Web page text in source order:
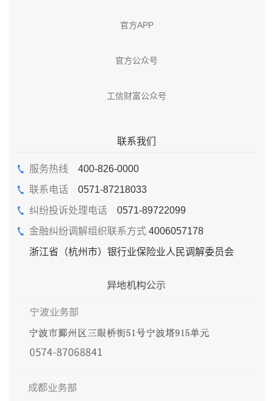
官方APP
官方公众号
工信财富公众号
联系我们
服务热线 400-826-0000
联系电话0571-87218033
纠纷投诉处理电话0571-89722099
金融纠纷调解组织联系方式4006057178
浙江省（杭州市）银行业保险业人民调解委员会